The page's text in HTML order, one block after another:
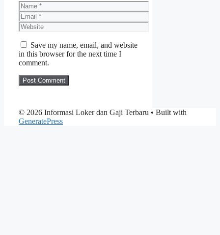
Name
Email
Website
Save my name, email, and website
in this browser for the next time I
comment.
© 2026 Informasi Loker dan Gaji Terbaru • Built with
GeneratePress